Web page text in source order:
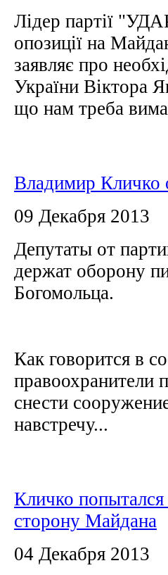
Лідер партії
опозиції на
заявляє про
України Віктора
що нам треба
Владимир Кличко
09 Декабря 2013
Депутаты от
держат оборону
Богомольца.
Как говорится в
правоохранители
снести
навстречу...
Кличко
сторону Майдана
04 Декабря 2013